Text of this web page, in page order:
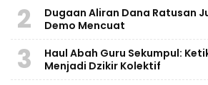
2
Dugaan Aliran Dana Ratusan
Demo Mencuat
3
Haul Abah Guru Sekumpul:
Menjadi Dzikir Kolektif